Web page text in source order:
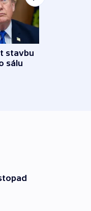
stavbu
sálu